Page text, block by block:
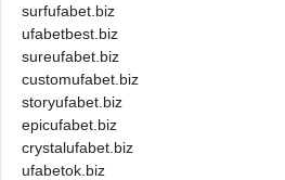
surfufabet.biz
ufabetbest.biz
sureufabet.biz
customufabet.biz
storyufabet.biz
epicufabet.biz
crystalufabet.biz
ufabetok.biz